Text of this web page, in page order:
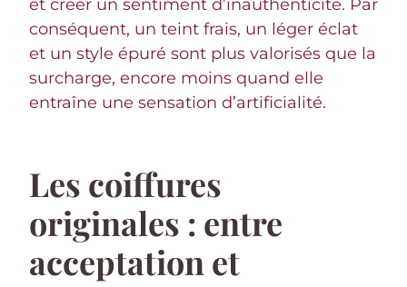
et créer un sentiment d’inauthenticité. Par
conséquent, un teint frais, un léger éclat
et un style épuré sont plus valorisés que la
surcharge, encore moins quand elle
entraîne une sensation d’artificialité.
Les coiffures
originales : entre
acceptation et